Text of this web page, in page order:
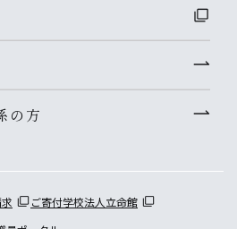
の方
ご寄付学校法人立命館